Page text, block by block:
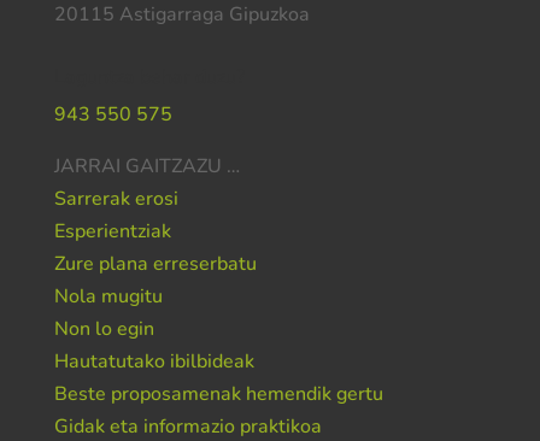
20115 Astigarraga Gipuzkoa
943 550 575
JARRAI GAITZAZU …
Sarrerak erosi
Esperientziak
Zure plana erreserbatu
Nola mugitu
Non lo egin
Hautatutako ibilbideak
Beste proposamenak hemendik gertu
Gidak eta informazio praktikoa